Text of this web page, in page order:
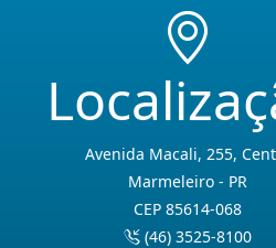
Avenida Macali, 255,
Marmeleiro - PR
CEP 85614-068
(46) 3525-8100